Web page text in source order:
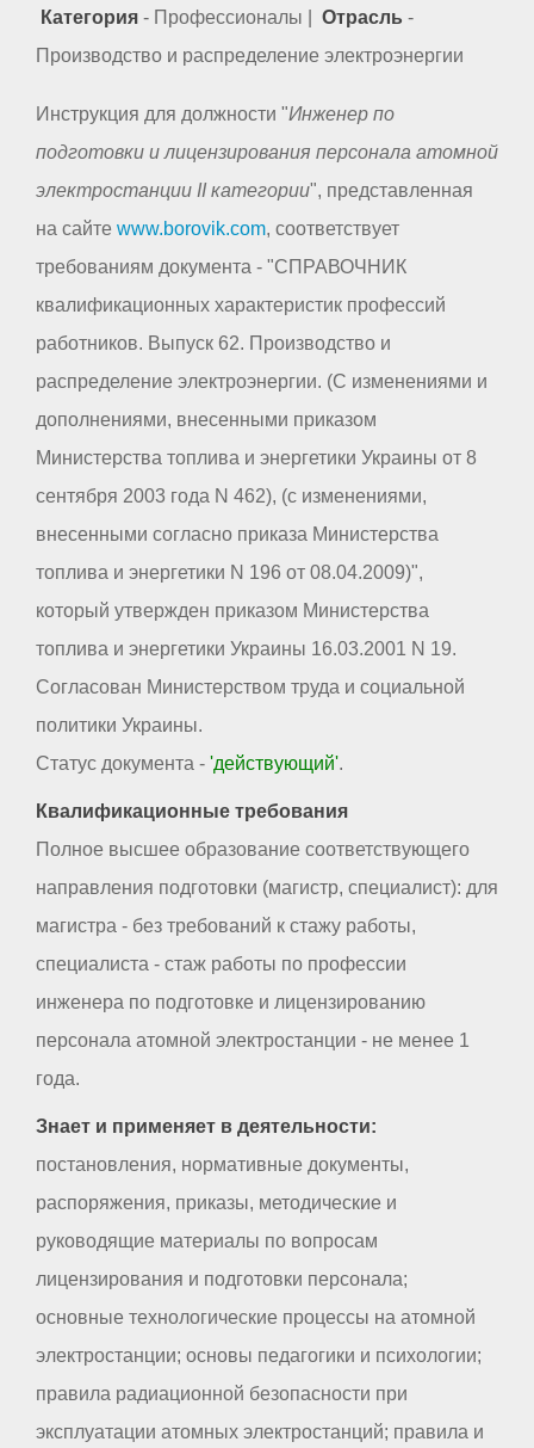
Категория - Профессионалы | Отрасль -
Производство и распределение электроэнергии
Инструкция для должности "Инженер по
подготовки и лицензирования персонала атомной
электростанции II категории", представленная
на сайте www.borovik.com, соответствует
требованиям документа - "СПРАВОЧНИК
квалификационных характеристик профессий
работников. Выпуск 62. Производство и
распределение электроэнергии. (С изменениями и
дополнениями, внесенными приказом
Министерства топлива и энергетики Украины от 8
сентября 2003 года N 462), (с изменениями,
внесенными согласно приказа Министерства
топлива и энергетики N 196 от 08.04.2009)",
который утвержден приказом Министерства
топлива и энергетики Украины 16.03.2001 N 19.
Согласован Министерством труда и социальной
политики Украины.
Статус документа - 'действующий'.
Квалификационные требования
Полное высшее образование соответствующего
направления подготовки (магистр, специалист): для
магистра - без требований к стажу работы,
специалиста - стаж работы по профессии
инженера по подготовке и лицензированию
персонала атомной электростанции - не менее 1
года.
Знает и применяет в деятельности:
постановления, нормативные документы,
распоряжения, приказы, методические и
руководящие материалы по вопросам
лицензирования и подготовки персонала;
основные технологические процессы на атомной
электростанции; основы педагогики и психологии;
правила радиационной безопасности при
эксплуатации атомных электростанций; правила и